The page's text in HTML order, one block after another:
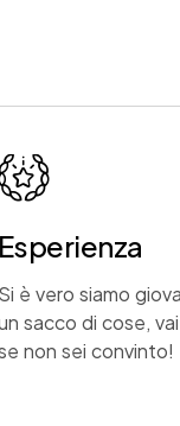
Esperienza
Si è vero siamo
sacco di cose,
non sei convinto!